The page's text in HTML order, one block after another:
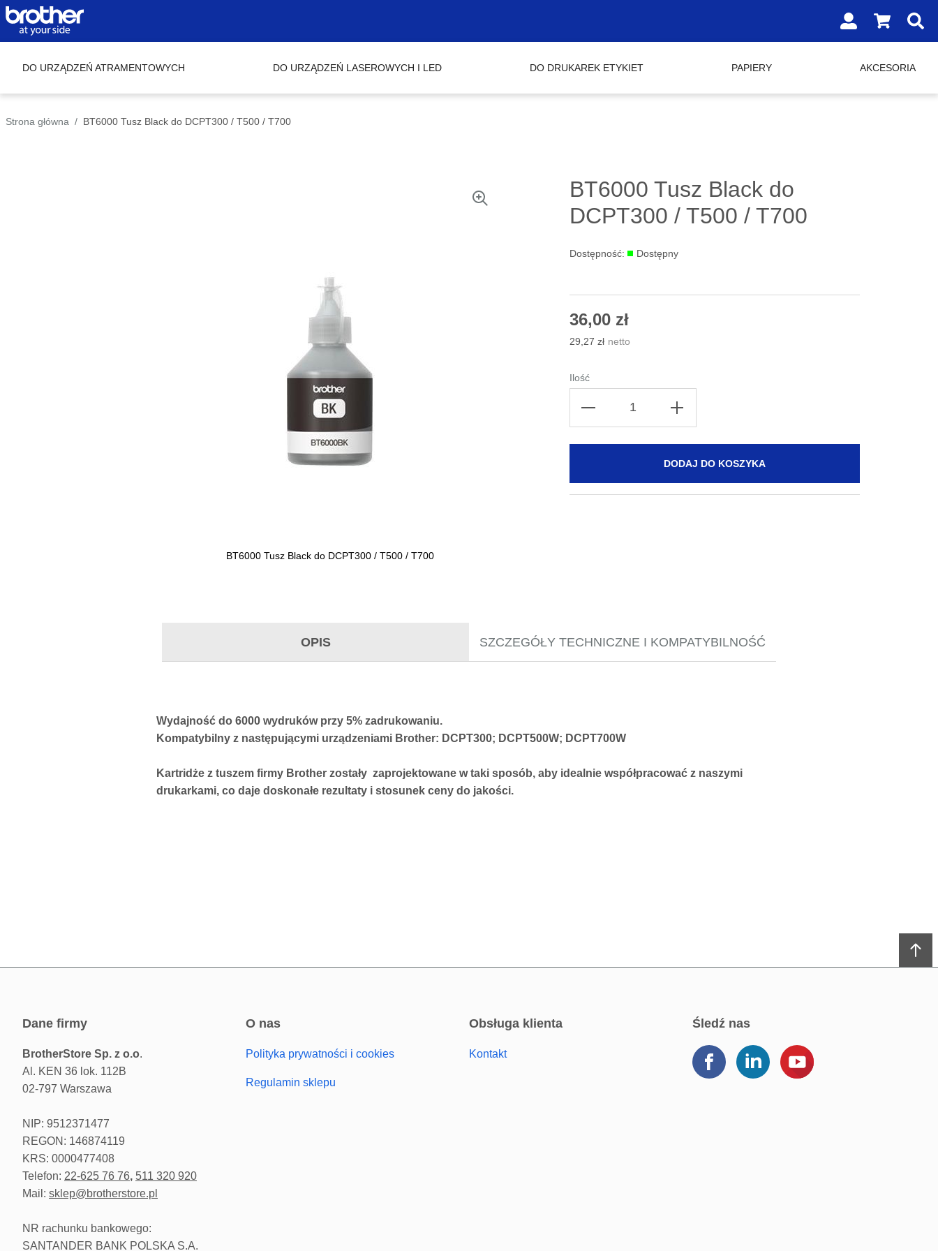
SHOPPING
0
PRODUCTS
YOUR
DO URZĄDZEŃ ATRAMENTOWYCH DO URZĄDZEŃ LASEROWYCH I LED DO DRUKAREK ETYKIET PAPIERY AKCESORIA
Strona główna BT6000 Tusz Black do DCPT300 / T500 / T700
BT6000 Tusz Black do
DCPT300 / T500 / T700
Dostępność: Dostępny
BT6000 Tusz Black do DCPT300 / T500 / T700
36,00 zł
29,27 zł
Ilość
DODAJ DO KOSZYKA
OPIS
Wydajność do 6000 wydruków przy 5% zadrukowaniu.
Kompatybilny z następującymi urządzeniami Brother: DCPT300; DCPT500W; DCPT700W
Kartridże z tuszem firmy Brother zostały zaprojektowane w taki sposób, aby idealnie współpracować z naszymi
drukarkami, co daje doskonałe rezultaty i stosunek ceny do jakości.
SZCZEGÓŁY TECHNICZNE I KOMPATYBILNOŚĆ
dane firmy
BrotherStore Sp. z o.o.
Al. KEN 36 lok. 112B
02-797 Warszawa
NIP: 9512371477
REGON: 146874119
KRS: 0000477408
Telefon: 22-625 76 76, 511 320 920
Mail: sklep@brotherstore.pl
NR rachunku bankowego:
SANTANDER BANK POLSKA S.A.
o nas
Polityka prywatności i cookies
Regulamin sklepu
obsługa klienta
Kontakt
śledź nas